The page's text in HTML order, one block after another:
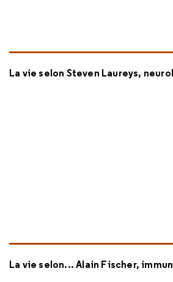
La vie selon Steven Laureys,
La vie selon... Alain Fischer,